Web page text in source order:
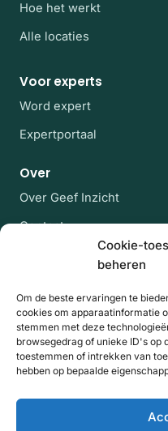
Cookie-
beheren
Om de beste ervaringen te
cookies om apparaatinformatie
stemmen met deze
browsegedrag of unieke ID's op
toestemmen of intrekken van
hebben op bepaalde
Hoe het werkt
Alle locaties
Voor experts
Word expert
Expertportaal
Over
Over Geef Inzicht
Contact
Veelgestelde vragen
Blijf op de hoogte
Af en toe een rustige mail
artikelen uit de
kan altijd.
E-mailadres
Website